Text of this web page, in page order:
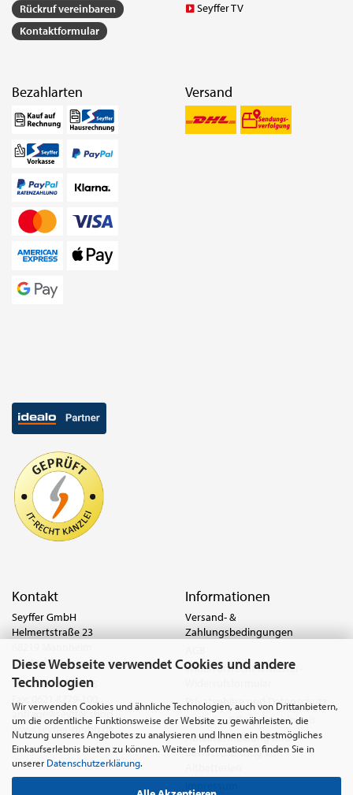
Diese Webseite verwendet Cookies und andere
Technologien
Wir verwenden Cookies und ähnliche Technologien, auch von Drittanbietern,
um die ordentliche Funktionsweise der Website zu gewährleisten, die
Nutzung unseres Angebotes zu analysieren und Ihnen ein bestmögliches
Einkaufserlebnis bieten zu können. Weitere Informationen finden Sie in
unserer Datenschutzerklärung.
Rückruf vereinbaren
Kontaktformular
Seyffer TV
Bezahlarten Versand
Kontakt
Seyffer GmbH
Helmertstraße 23
Deutschland
Tel.:0621 8779-555
anfrage@seyffer.shop
www.seyffer-gmbh.de
Informationen
Versand- &
Zahlungsbedingungen
Widerrufsrecht & Muster-
Privatsphäre und Datenschutz
Batterie- & Recyclinghinweis
Abfallvermeidung und
Bewirtschaftung von